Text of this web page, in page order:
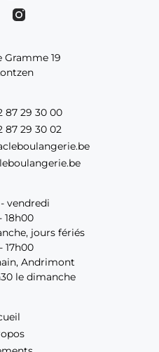
Gramme 19
87 29 30 00
87 29 30 02
vendredi
18h00
jours fériés
17h00
Andrimont
le dimanche